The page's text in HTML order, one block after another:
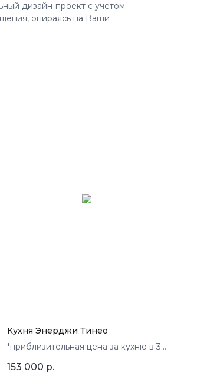
дизайн-проект с учетом
опираясь на Ваши
Кухня Энерджи Тинео
*приблизительная цена за кухню в 3
153 000 р.